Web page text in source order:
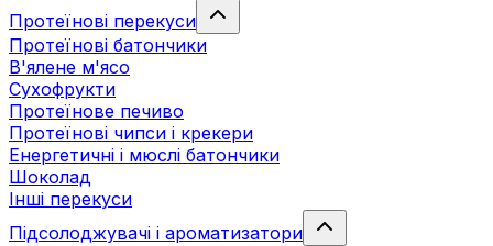
Протеїнові перекуси
Протеїнові батончики
В'ялене м'ясо
Сухофрукти
Протеїнове печиво
Протеїнові чипси і крекери
Енергетичні і мюслі батончики
Шоколад
Інші перекуси
Підсолоджувачі і ароматизатори